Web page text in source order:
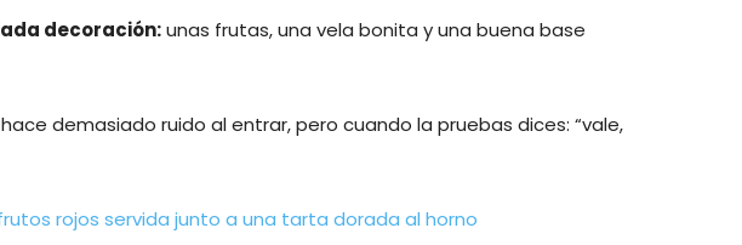
decoración:unas frutas, una vela bonita y una buena base
demasiado ruido al entrar, pero cuando la pruebas dices: “vale,